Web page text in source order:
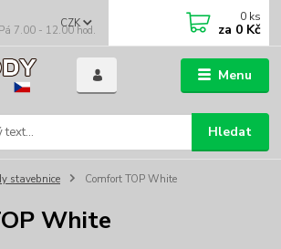
Menu
CZK
Hledat
7.00 - 12.00 hod.
0 ks
za 0 Kč
stavebnice Comfort TOP White
White